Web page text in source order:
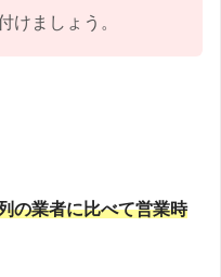
けましょう。
の業者に比べて営業時